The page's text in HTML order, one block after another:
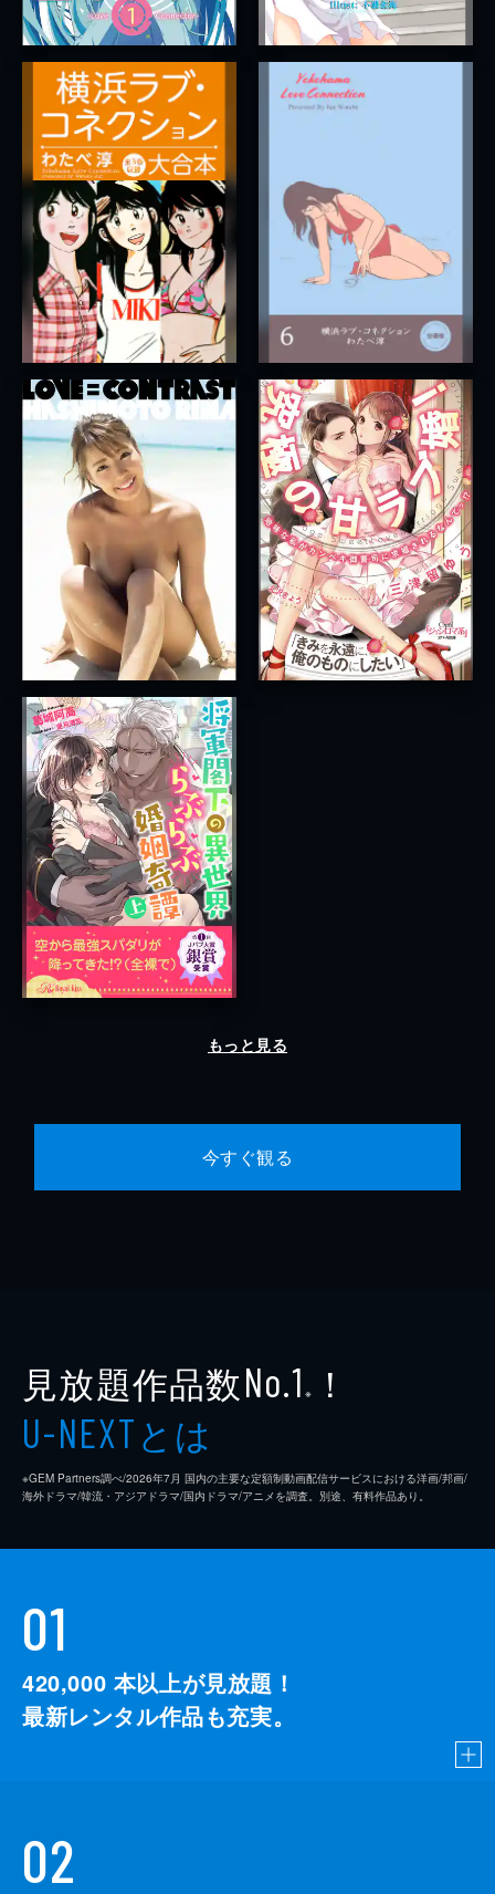
もっと見る
今すぐ観る
見放題作品数No.1 ※ ！
U-NEXTとは
※GEM Partners調べ/2026年7⽉ 国内の主要な定額制動画配信サービスにおける洋画/邦画/
海外ドラマ/韓流・アジアドラマ/国内ドラマ/アニメを調査。別途、有料作品あり。
01
420,000 本以上が見放題！
最新レンタル作品も充実。
02